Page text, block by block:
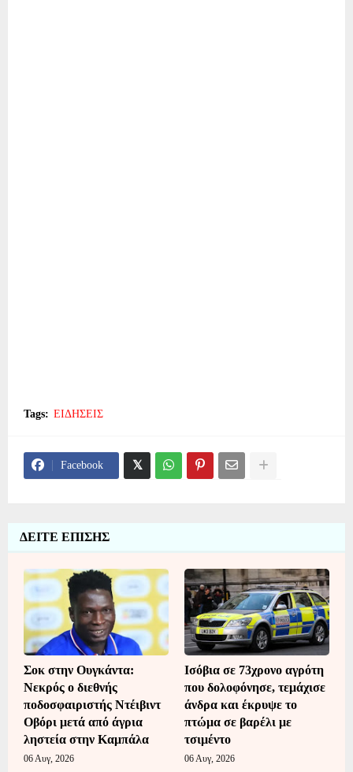
Tags: ΕΙΔΗΣΕΙΣ
Facebook
ΔΕΙΤΕ ΕΠΙΣΗΣ
Σοκ στην Ουγκάντα:
Νεκρός ο διεθνής
ποδοσφαιριστής Ντέιβιντ
Οβόρι μετά από άγρια
ληστεία στην Καμπάλα
06 Αυγ, 2026
Ισόβια σε 73χρονο αγρότη
που δολοφόνησε, τεμάχισε
άνδρα και έκρυψε το
πτώμα σε βαρέλι με
τσιμέντο
06 Αυγ, 2026